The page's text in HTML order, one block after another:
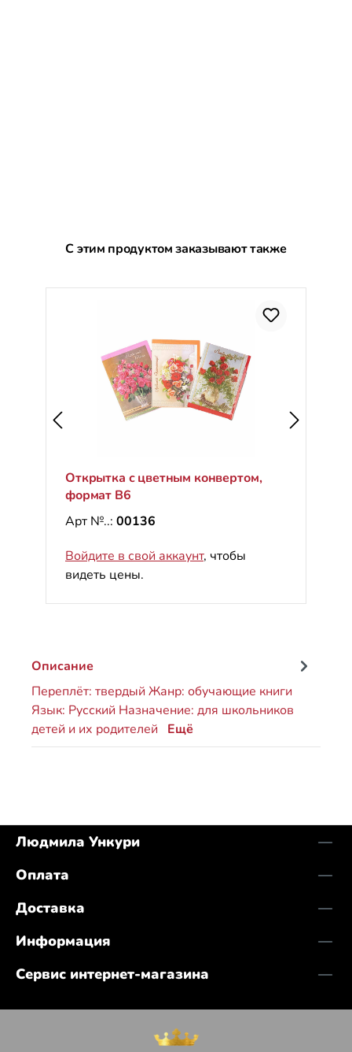
Пропустить галерею продуктов
С этим продуктом заказывают также
Открытка с цветным конвертом,
формат B6
Арт №..: 00136
Войдите в свой аккаунт, чтобы
видеть цены.
Описание
Переплёт: твердый Жанр: обучающие книги
Язык: Русский Назначение: для школьников
детей и их родителей Ещё
Людмила Ункури
Оплата
Доставка
Информация
Сервис интернет-магазина